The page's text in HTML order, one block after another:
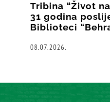
Tribina “Život
31 godina
Biblioteci
08.07.2026.